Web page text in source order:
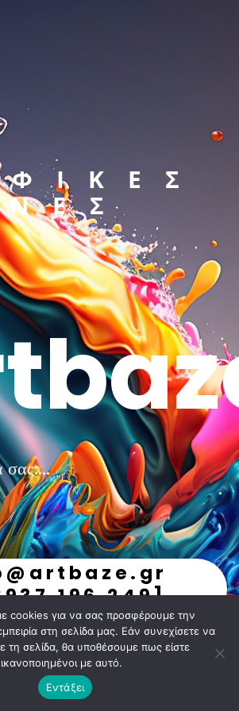
σας....
cookies για να σας προσφέρουμε την
στη σελίδα μας. Εάν συνεχίσετε να
τη σελίδα, θα υποθέσουμε πως είστε
ικανοποιημένοι με αυτό.
Εντάξει